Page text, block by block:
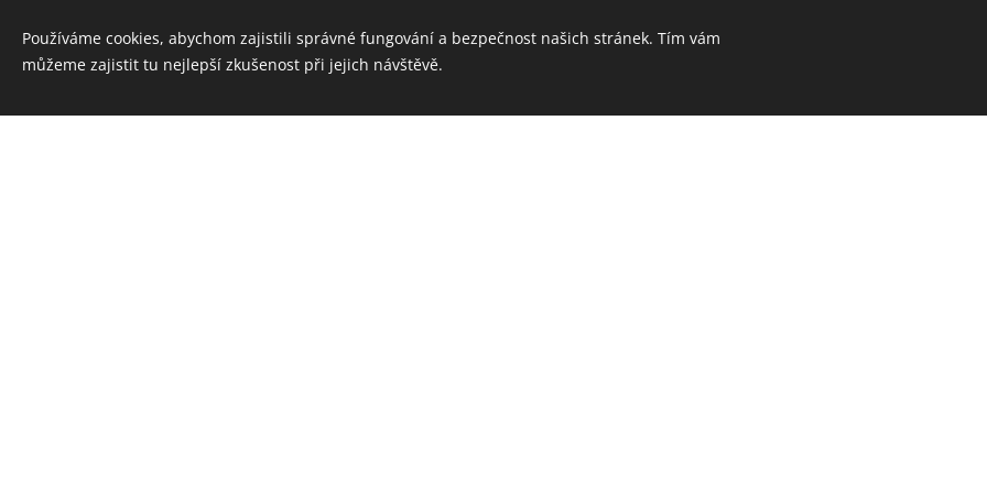
Používáme cookies, abychom zajistili správné fungování a bezpečnost našich stránek. Tím vám
můžeme zajistit tu nejlepší zkušenost při jejich návštěvě.